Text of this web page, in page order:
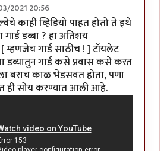
2021 20:56
काही व्हिडियो पाहत होतो ते इथे
गार्ड डब्बा ? हा अतिशय
म्हणजेच गार्ड साठीच ! ] टॉयलेट
डब्यातुन गार्ड कसे प्रवास कसे करत
बराच काळ भेडसवत होता, पणा
ही सोय करण्यात आली आहे.